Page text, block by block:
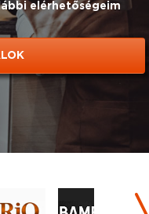
elérhetőségeim